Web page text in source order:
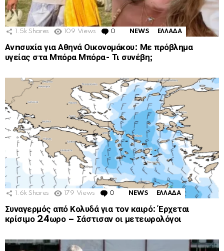
1.5k Shares 109 Views 0 Comments
NEWS ΕΛΛΑΔΑ
Ανnσυxία για Αθηνά Οικονομάκου: Με πρόβλημα
υγείας στα Μπόρα Μπόρα- Τι συνέβη;
1.6k Shares 179 Views 0 Comments
NEWS ΕΛΛΑΔΑ
Συναγερμός από Κολυδά για τον καιρό: Έρχεται
κρίσιμο 24ωρο – Σάστισαν οι μετεωρολόγοι